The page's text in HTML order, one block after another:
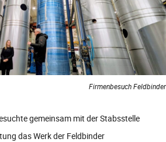
Firmenbesuch Feldbinder
gemeinsam mit der Stabsstelle
das Werk der Feldbinder